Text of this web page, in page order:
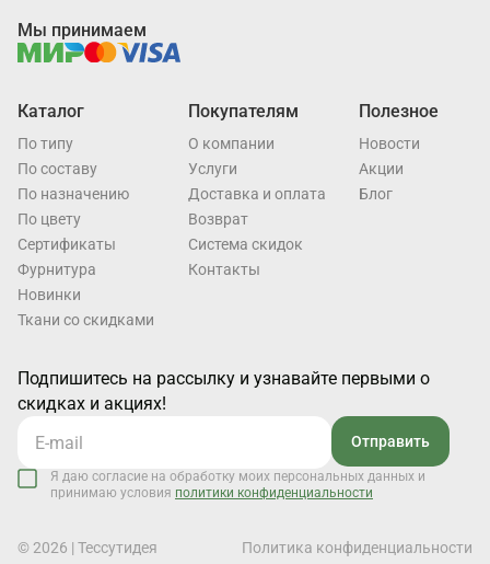
Каталог
По типу
По составу
По назначению
По цвету
Cертификаты
Фурнитура
Новинки
Ткани со скидками
Покупателям
О компании
Услуги
Доставка и оплата
Возврат
Система скидок
Контакты
Полезное
Новости
Акции
Блог
Подпишитесь на рассылку и узнавайте первыми о
скидках и акциях!
Отправить
Я даю согласие на обработку моих персональных данных и
принимаю условия политики конфиденциальности
Мы принимаем
© 2026 | Тессутидея Политика конфиденциальности